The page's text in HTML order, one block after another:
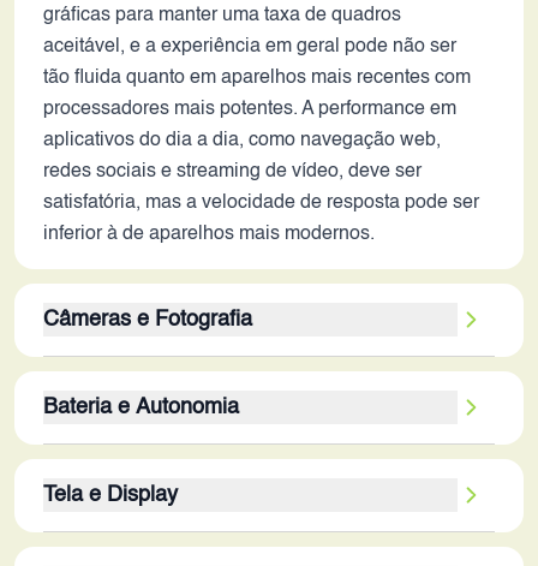
gráficas para manter uma taxa de quadros
aceitável, e a experiência em geral pode não ser
tão fluida quanto em aparelhos mais recentes com
processadores mais potentes. A performance em
aplicativos do dia a dia, como navegação web,
redes sociais e streaming de vídeo, deve ser
satisfatória, mas a velocidade de resposta pode ser
inferior à de aparelhos mais modernos.
Câmeras e Fotografia
sensor principal de 48MP, uma lente ultrawide de
8MP e um sensor de 2MP (provavelmente macro ou
de estabilização óptica (OIS) pode resultar em fotos
e vídeos com mais tremido em ambientes com
Bateria e Autonomia
oferecendo boa autonomia em uso moderado. A
duração da bateria pode variar dependendo do uso,
Tela e Display